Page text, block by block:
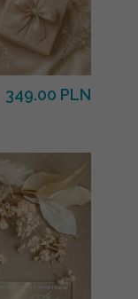
349.00 PLN